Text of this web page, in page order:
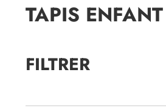
TAPIS ENFANT
FILTRER